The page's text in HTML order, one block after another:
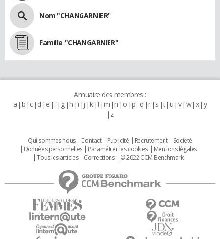
Nom "CHANGARNIER"
Famille "CHANGARNIER"
Annuaire des membres :
a b c d e f g h i j k l m n o p q r s t u v w x y
z
Qui sommes nous Contact Publicité Recrutement
Societé
Données personnelles
Paramétrer les cookies
Mentions légales
Tous les articles
Corrections © 2022 CCM Benchmark